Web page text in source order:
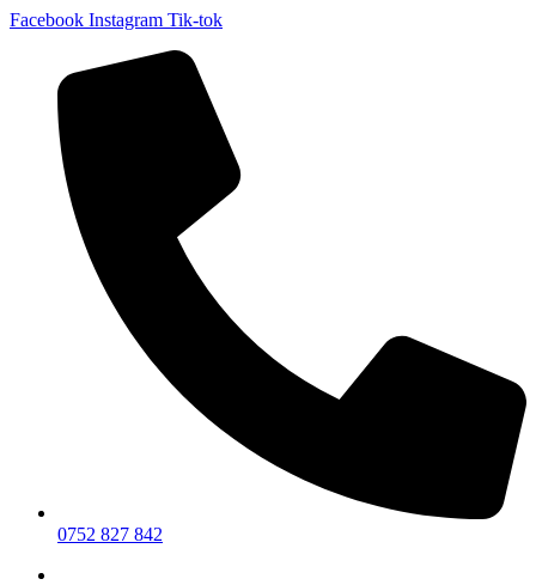
Facebook Instagram Tik-tok
0752 827 842